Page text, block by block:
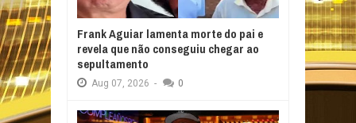
Frank Aguiar lamenta morte do pai e
revela que não conseguiu chegar ao
sepultamento
Aug 07, 2026 - 0